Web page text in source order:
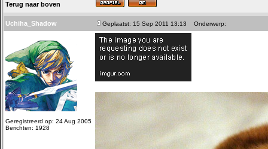
Terug naar boven
Uchiha_Shadow Geplaatst: 15 Sep 2011 13:13 Onderwerp:
Geregistreerd op: 24 Aug 2005
Berichten: 1928